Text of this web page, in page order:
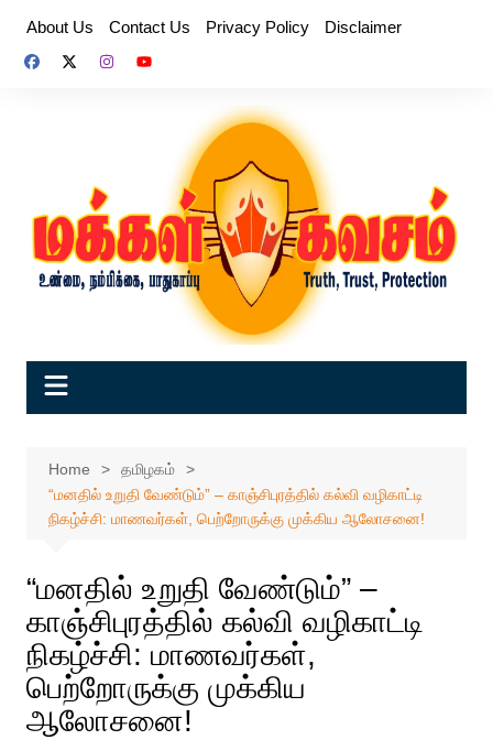
content
About Us Contact Us Privacy Policy Disclaimer
Home
தமிழகம்
“மனதில் உறுதி வேண்டும்” – காஞ்சிபுரத்தில் கல்வி வழிகாட்டி
நிகழ்ச்சி: மாணவர்கள், பெற்றோருக்கு முக்கிய ஆலோசனை!
“மனதில் உறுதி வேண்டும்” –
காஞ்சிபுரத்தில் கல்வி வழிகாட்டி
நிகழ்ச்சி: மாணவர்கள்,
பெற்றோருக்கு முக்கிய
ஆலோசனை!